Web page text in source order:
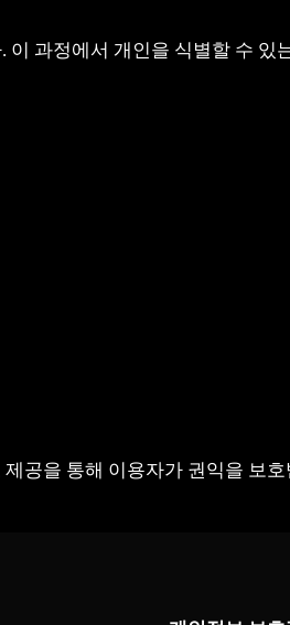
과정에서 개인을 식별할 수 있
공을 통해 이용자가 권익을 보